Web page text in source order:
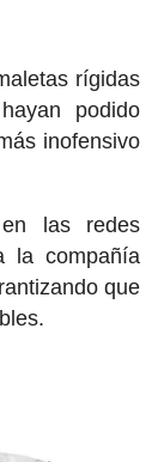
rígidas
podido
inofensivo
las redes
la compañía
que